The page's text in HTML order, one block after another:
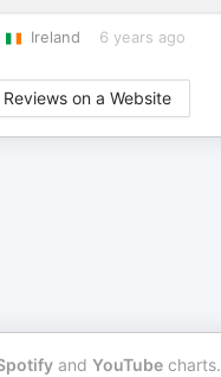
Ireland 6 years ago
on a Website
and YouTube charts.